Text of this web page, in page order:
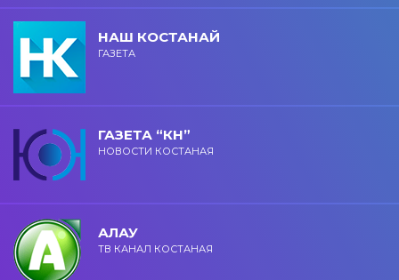
НАШ КОСТАНАЙ
ГАЗЕТА
ГАЗЕТА “КН”
НОВОСТИ КОСТАНАЯ
АЛАУ
ТВ КАНАЛ КОСТАНАЯ